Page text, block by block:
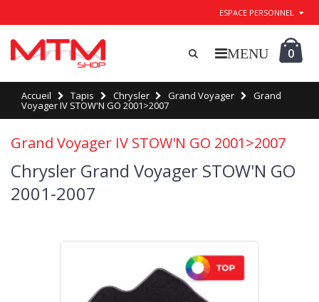
ESPACE PERSONNEL
0
Accueil Tapis Chrysler Grand Voyager Grand
Voyager IV STOW'N GO 2001>2007
Grand Voyager IV STOW'N GO 2001>2007
Chrysler Grand Voyager STOW'N GO
2001-2007